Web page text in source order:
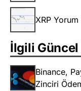
XRP
İlgili
Binance,
Zinciri